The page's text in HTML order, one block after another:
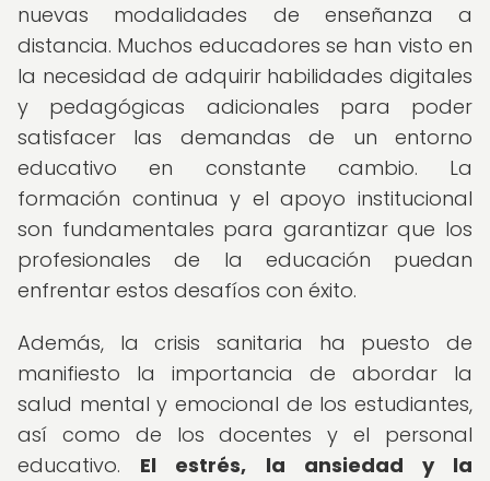
nuevas modalidades de enseñanza a
distancia. Muchos educadores se han visto en
la necesidad de adquirir habilidades digitales
y pedagógicas adicionales para poder
satisfacer las demandas de un entorno
educativo en constante cambio. La
formación continua y el apoyo institucional
son fundamentales para garantizar que los
profesionales de la educación puedan
enfrentar estos desafíos con éxito.
Además, la crisis sanitaria ha puesto de
manifiesto la importancia de abordar la
salud mental y emocional de los estudiantes,
así como de los docentes y el personal
educativo. El estrés, la ansiedad y la